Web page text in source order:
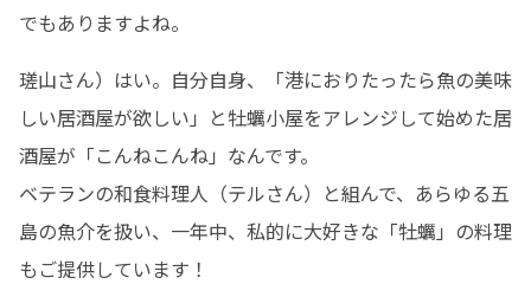
でもありますよね。
瑳山さん）はい。自分自身、「港におりたったら魚の美味
しい居酒屋が欲しい」と牡蠣小屋をアレンジして始めた居
酒屋が「こんねこんね」なんです。
ベテランの和食料理人（テルさん）と組んで、あらゆる五
島の魚介を扱い、一年中、私的に大好きな「牡蠣」の料理
もご提供しています！